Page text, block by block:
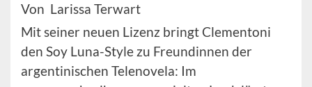
Von Larissa Terwart
Mit seiner neuen Lizenz bringt Clementoni
den Soy Luna-Style zu Freundinnen der
argentinischen Telenovela: Im